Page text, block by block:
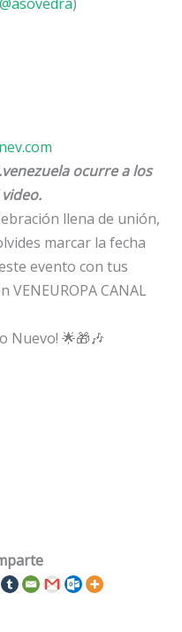
ocurre a los
llena de unión,
marcar la fecha
evento con tus
VENEUROPA CANAL
Nuevo! 🌟🎁🎶